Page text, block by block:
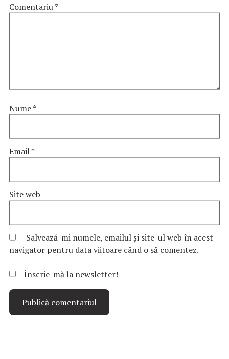
Comentariu*
Nume*
Email*
Site web
Salvează-mi numele, emailul și site-ul web în acest
navigator pentru data viitoare când o să comentez.
Înscrie-mă la newsletter!